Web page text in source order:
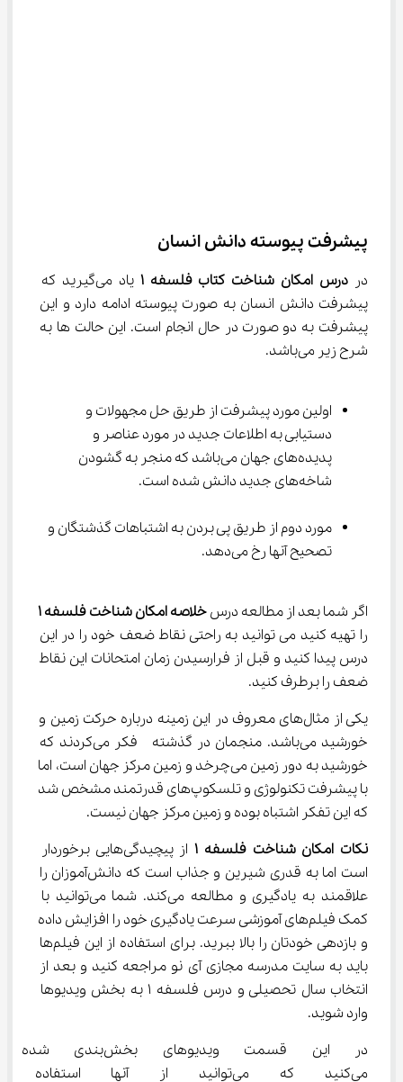
پیشرفت پیوسته دانش انسان
در درس امکان شناخت کتاب فلسفه ۱
یاد می‌گیرید که
پیشرفت دانش انسان به صورت پیوسته ادامه دارد و این
پیشرفت به دو صورت در حال انجام است. این حالت ها به
شرح زیر می‌باشد.
اولین مورد پیشرفت از طریق حل مجهولات و
دستیابی به اطلاعات جدید در مورد عناصر و
پدیده‌های جهان می‌باشد که منجر به گشودن
شاخه‌های جدید دانش شده است.
مورد دوم از طریق پی بردن به اشتباهات گذشتگان و
تصحیح آنها رخ می‌دهد.
اگر شما بعد از مطالعه درس خلاصه امکان شناخت فلسفه ۱
را تهیه کنید می توانید به راحتی نقاط ضعف خود را در این
درس پیدا کنید و قبل از فرارسیدن زمان امتحانات این نقاط
ضعف را برطرف کنید.
یکی از مثال‌های معروف‌ در این زمینه درباره حرکت زمین و
خورشید می‌باشد. منجمان در گذشته  فکر می‌کردند که
خورشید به دور زمین می‌چرخد و زمین مرکز جهان است، اما
با پیشرفت تکنولوژی و تلسکوپ‌های قدرتمند مشخص شد
که این تفکر اشتباه بوده و زمین مرکز جهان نیست.
نکات امکان شناخت فلسفه ۱
از پیچیدگی‌هایی برخوردار
است اما به قدری شیرین و جذاب است که دانش‌آموزان را
علاقمند به یادگیری و مطالعه می‌کند. شما می‌توانید با
کمک فیلم‌های آموزشی سرعت یادگیری خود را افزایش داده
و بازدهی خودتان را بالا ببرید. برای استفاده از این فیلم‌ها
باید به سایت مدرسه مجازی آی نو مراجعه کنید و بعد از
انتخاب سال تحصیلی و درس فلسفه ۱ به بخش ویدیوها
وارد شوید.
در این قسمت ویدیوهای
می‌کنید که می‌توانید از آنها